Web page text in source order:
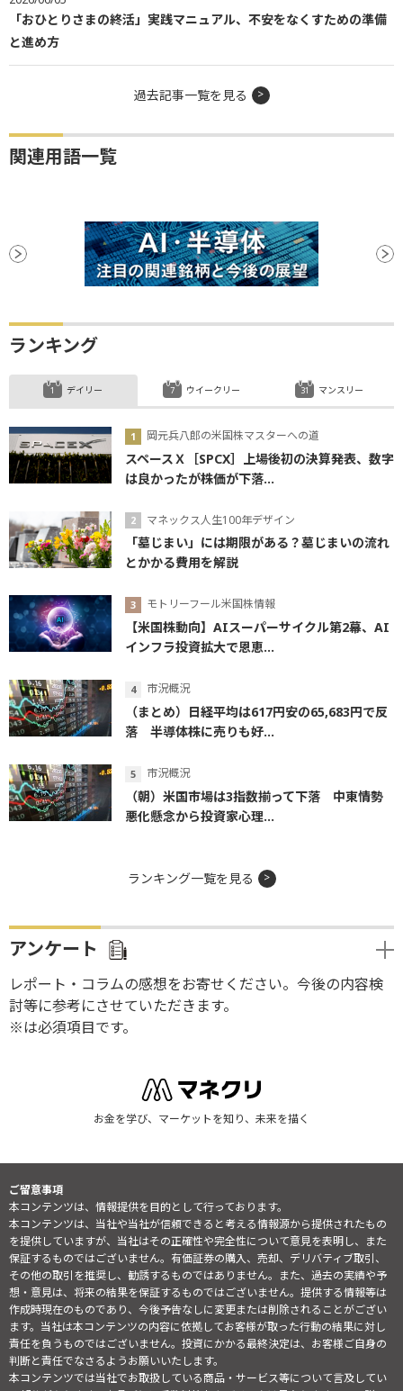
「おひとりさまの終活」実践マニュアル、不安をなくすための準備
と進め方
過去記事一覧を見る
関連用語一覧
ランキング
デイリー
岡元兵八郎の米国株マスターへの道
スペースＸ［SPCX］上場後初の決算発表、数字
は良かったが株価が下落...
マネックス人生100年デザイン
「墓じまい」には期限がある？墓じまいの流れ
とかかる費用を解説
モトリーフール米国株情報
【米国株動向】AIスーパーサイクル第2幕、AI
インフラ投資拡大で恩恵...
市況概況
（まとめ）日経平均は617円安の65,683円で反
落 半導体株に売りも好...
市況概況
（朝）米国市場は3指数揃って下落 中東情勢
悪化懸念から投資家心理...
ウイークリー マンスリー
ランキング一覧を見る
アンケート
レポート・コラムの感想をお寄せください。今後の内容検
討等に参考にさせていただきます。
※は必須項目です。
お金を学び、マーケットを知り、未来を描く
ご留意事項
本コンテンツは、情報提供を目的として行っております。
本コンテンツは、当社や当社が信頼できると考える情報源から提供されたもの
を提供していますが、当社はその正確性や完全性について意見を表明し、また
保証するものではございません。有価証券の購入、売却、デリバティブ取引、
その他の取引を推奨し、勧誘するものではありません。また、過去の実績や予
想・意見は、将来の結果を保証するものではございません。提供する情報等は
作成時現在のものであり、今後予告なしに変更または削除されることがござい
ます。当社は本コンテンツの内容に依拠してお客様が取った行動の結果に対し
責任を負うものではございません。投資にかかる最終決定は、お客様ご自身の
判断と責任でなさるようお願いいたします。
本コンテンツでは当社でお取扱している商品・サービス等について言及してい